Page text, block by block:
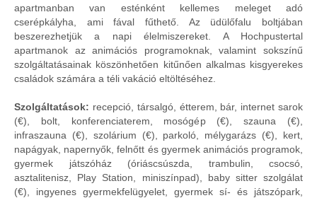
apartmanban van esténként kellemes meleget adó
cserépkályha, ami fával fűthető. Az üdülőfalu boltjában
beszerezhetjük a napi élelmiszereket. A Hochpustertal
apartmanok az animációs programoknak, valamint sokszínű
szolgáltatásainak köszönhetően kitűnően alkalmas kisgyerekes
családok számára a téli vakáció eltöltéséhez.
Szolgáltatások: recepció, társalgó, étterem, bár, internet sarok
(€), bolt, konferenciaterem, mosógép (€), szauna (€),
infraszauna (€), szolárium (€), parkoló, mélygarázs (€), kert,
napágyak, napernyők, felnőtt és gyermek animációs programok,
gyermek játszóház (óriáscsúszda, trambulin, csocsó,
asztalitenisz, Play Station, miniszínpad), baby sitter szolgálat
(€), ingyenes gyermekfelügyelet, gyermek sí- és játszópark,